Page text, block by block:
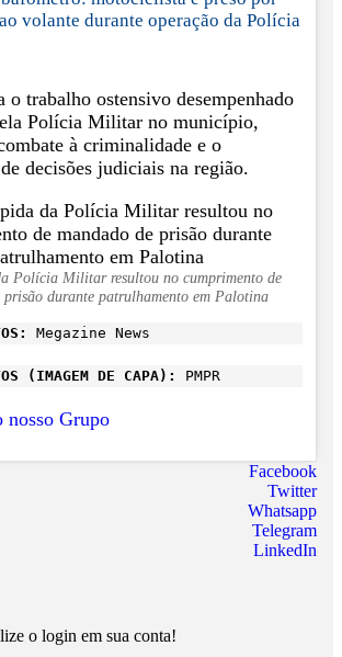
volante durante operação da Polícia
o trabalho ostensivo desempenhado
Polícia Militar no município,
à criminalidade e o
decisões judiciais na região.
Polícia Militar resultou no cumprimento de
prisão durante patrulhamento em Palotina
Megazine News
(IMAGEM DE CAPA): PMPR
Facebook
Twitter
Whatsapp
Telegram
LinkedIn
o login em sua conta!